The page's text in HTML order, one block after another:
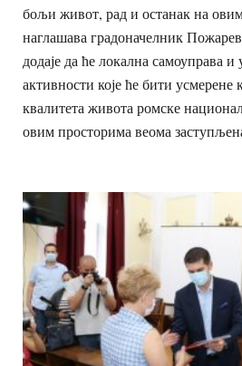
бољи живот, рад и останак на
наглашава градоначелник
додаје да ће локална самоуправа
активности које ће бити
квалитета живота ромске
овим просторима веома